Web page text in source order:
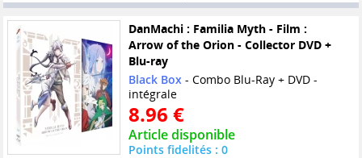
DanMachi : Familia Myth - Film :
Arrow of the Orion - Collector DVD +
Blu-ray
Black Box - Combo Blu-Ray + DVD -
intégrale
8.96 €
Article disponible
Points fidelités : 0